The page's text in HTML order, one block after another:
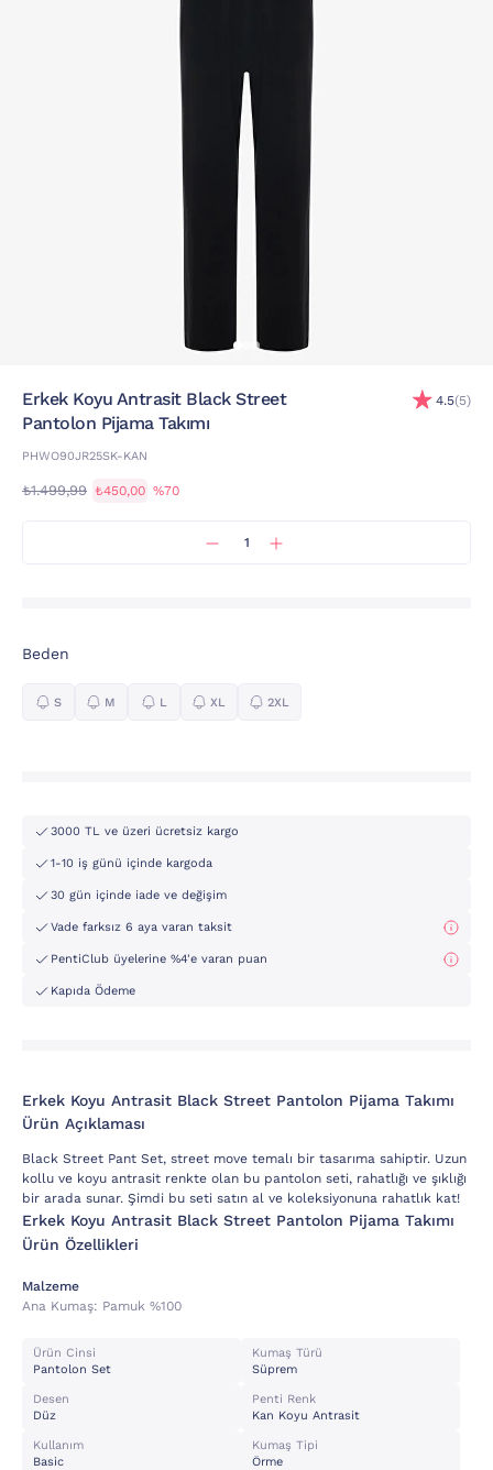
Erkek Koyu Antrasit Black Street
Pantolon Pijama Takımı
PHWO90JR25SK-KAN
4.5(5)
₺1.499,99 ₺450,00 %70
Beden
S M L XL 2XL
3000 TL ve üzeri ücretsiz kargo
1-10 iş günü içinde kargoda
30 gün içinde iade ve değişim
Vade farksız 6 aya varan taksit
PentiClub üyelerine %4'e varan puan
Kapıda Ödeme
Erkek Koyu Antrasit Black Street Pantolon Pijama Takımı
Ürün Açıklaması
Black Street Pant Set, street move temalı bir tasarıma sahiptir. Uzun
kollu ve koyu antrasit renkte olan bu pantolon seti, rahatlığı ve şıklığı
bir arada sunar. Şimdi bu seti satın al ve koleksiyonuna rahatlık kat!
Erkek Koyu Antrasit Black Street Pantolon Pijama Takımı
Ürün Özellikleri
Malzeme
Ana Kumaş: Pamuk %100
Ürün Cinsi
Pantolon Set
Kumaş Türü
Süprem
Desen
Düz
Penti Renk
Kan Koyu Antrasit
Kullanım
Basic
Kumaş Tipi
Örme